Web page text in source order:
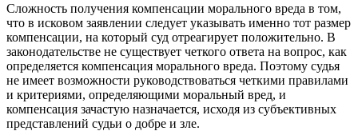
Сложность получения компенсации морального вреда в том,
что в исковом заявлении следует указывать именно тот размер
компенсации, на который суд отреагирует положительно. В
законодательстве не существует четкого ответа на вопрос, как
определяется компенсация морального вреда. Поэтому судья
не имеет возможности руководствоваться четкими правилами
и критериями, определяющими моральный вред, и
компенсация зачастую назначается, исходя из субъективных
представлений судьи о добре и зле.